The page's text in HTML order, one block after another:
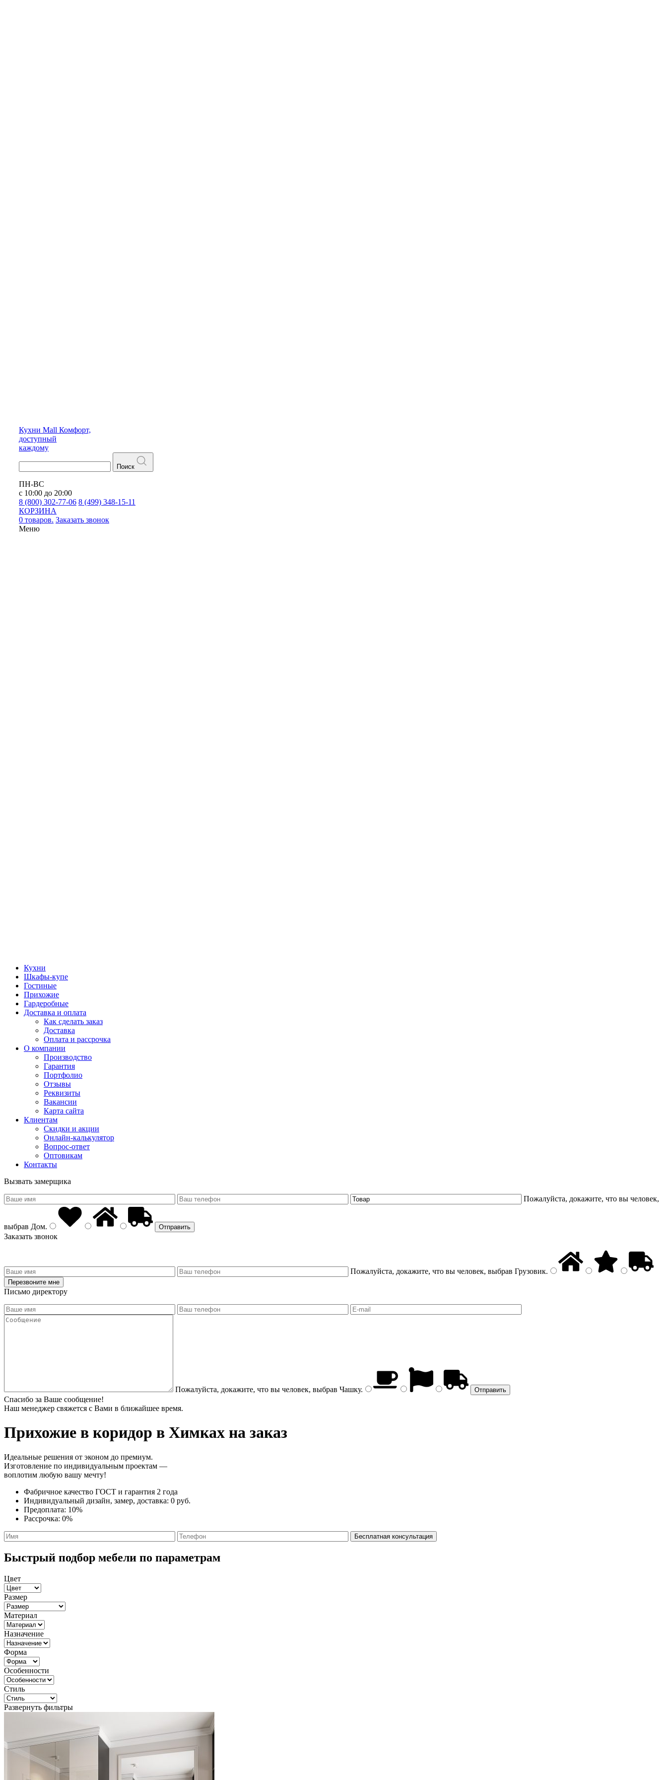
Кухни Mall Комфорт,
доступный
каждому
Поиск
ПН-ВС
с 10:00 до 20:00
8 (800) 302-77-06 8 (499) 348-15-11
КОРЗИНА
0 товаров. Заказать звонок
Меню
Кухни
Шкафы-купе
Гостиные
Прихожие
Гардеробные
Доставка и оплата
Как сделать заказ
Доставка
Оплата и рассрочка
О компании
Производство
Гарантия
Портфолио
Отзывы
Реквизиты
Вакансии
Карта сайта
Клиентам
Скидки и акции
Онлайн-калькулятор
Вопрос-ответ
Оптовикам
Контакты
Вызвать замерщика
Пожалуйста, докажите, что вы человек,
выбрав Дом.
Заказать звонок
Пожалуйста, докажите, что вы человек, выбрав Грузовик.
Письмо директору
Пожалуйста, докажите, что вы человек, выбрав Чашку.
Спасибо за Ваше сообщение!
Наш менеджер свяжется с Вами в ближайшее время.
Прихожие в коридор в Химках на заказ
Идеальные решения от эконом до премиум.
Изготовление по индивидуальным проектам —
воплотим любую вашу мечту!
Фабричное качество ГОСТ и гарантия 2 года
Индивидуальный дизайн, замер, доставка: 0 руб.
Предоплата: 10%
Рассрочка: 0%
Быстрый подбор мебели по параметрам
Цвет
Размер
Материал
Назначение
Форма
Особенности
Стиль
Развернуть фильтры